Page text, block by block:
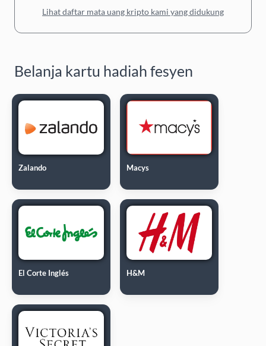
Lihat daftar mata uang kripto kami yang didukung
Belanja kartu hadiah fesyen
Zalando Macys
El Corte Inglés H&M